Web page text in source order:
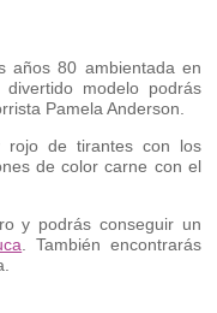
años 80 ambientada en
modelo podrás
Pamela Anderson.
rojo de tirantes con los
de color carne con el
y podrás conseguir un
. También encontrarás